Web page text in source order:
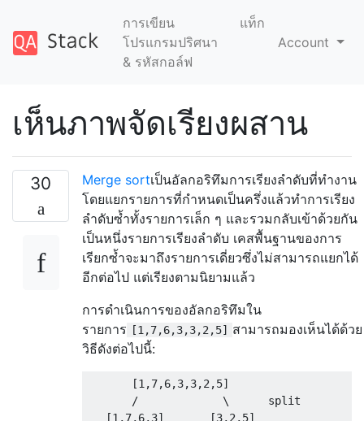
การเขียน
โปรแกรมปริศนา
& รหัสกอล์ฟ
แท็ก
Account
เห็นภาพจัดเรียงผสาน
30 Merge sortเป็นอัลกอริทึมการเรียงลำดับที่ทำงาน
โดยแยกรายการที่กำหนดเป็นครึ่งแล้วทำการเรียง
ลำดับซ้ำทั้งรายการเล็ก ๆ และรวมกลับเข้าด้วยกัน
เป็นหนึ่งรายการเรียงลำดับ เคสพื้นฐานของการ
เรียกซ้ำจะมาถึงรายการเดี่ยวซึ่งไม่สามารถแยกได้
อีกต่อไป แต่เรียงตามนิยามแล้ว
การดำเนินการของอัลกอริทึมใน
รายการ
[1,7,6,3,3,2,5]
สามารถมองเห็นได้ด้วย
วิธีดังต่อไปนี้:
       [1,7,6,3,3,2,5]
       /             \      split
   [1,7,6,3]       [3,2,5]